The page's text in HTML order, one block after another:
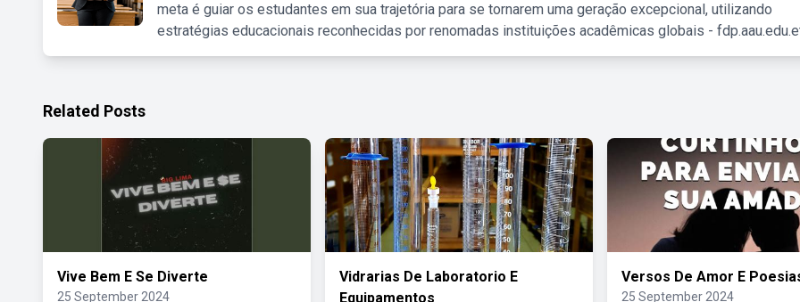
meta é guiar os estudantes em sua trajetória para se tornarem uma geração excepcional, utilizando
estratégias educacionais reconhecidas por renomadas instituições acadêmicas globais -
Related Posts
Vive Bem E Se Diverte
25 September 2024
Vidrarias De Laboratorio E
Equipamentos
Versos De Amor E
25 September 2024